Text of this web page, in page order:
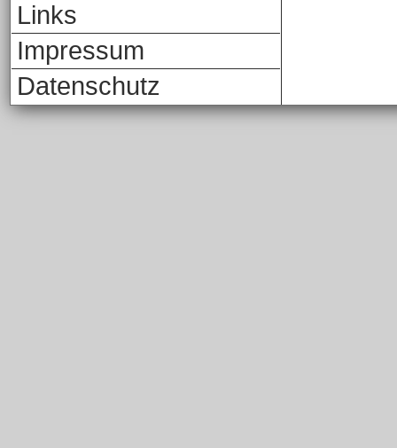
Links
Impressum
Datenschutz